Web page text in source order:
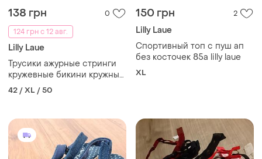
138 грн
0
124 грн с 12 авг.
Lilly Laue
Трусики ажурные стринги
кружевные бикини кружные
танга lilly laue xl 14 42 50
42 / XL / 50
150 грн 2
Lilly Laue
Спортивный топ с пуш ап
без косточек 85а lilly laue
XL